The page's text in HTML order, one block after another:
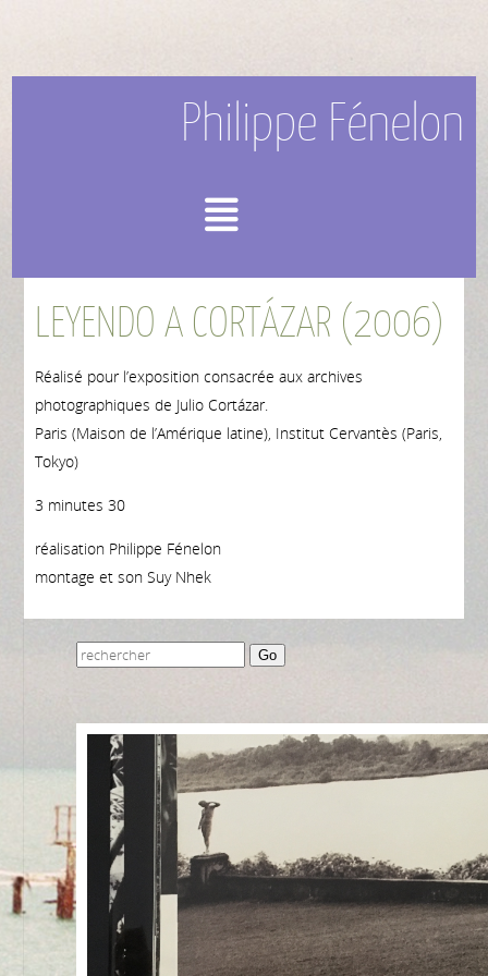
Philippe Fénelon
LEYENDO A CORTÁZAR (2006)
Réalisé pour l’exposition consacrée aux archives
photographiques de Julio Cortázar.
Paris (Maison de l’Amérique latine), Institut Cervantès (Paris,
Tokyo)
3 minutes 30
réalisation Philippe Fénelon
montage et son Suy Nhek
Go